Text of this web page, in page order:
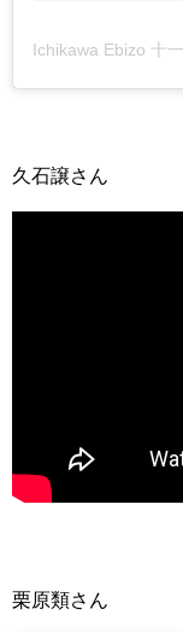
久石譲さん
栗原類さん